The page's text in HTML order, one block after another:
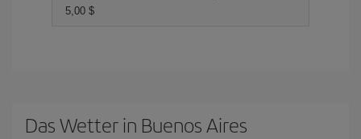
5,00 $
Das Wetter in Buenos Aires